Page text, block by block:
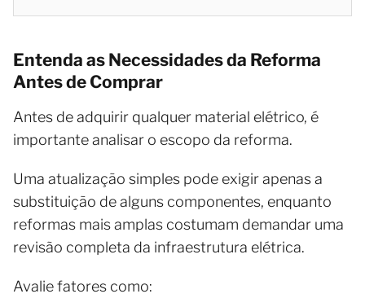
Entenda as Necessidades da Reforma
Antes de Comprar
Antes de adquirir qualquer material elétrico, é
importante analisar o escopo da reforma.
Uma atualização simples pode exigir apenas a
substituição de alguns componentes, enquanto
reformas mais amplas costumam demandar uma
revisão completa da infraestrutura elétrica.
Avalie fatores como: